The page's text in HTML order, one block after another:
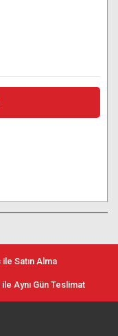
ile Satın Alma
Aynı Gün Teslimat